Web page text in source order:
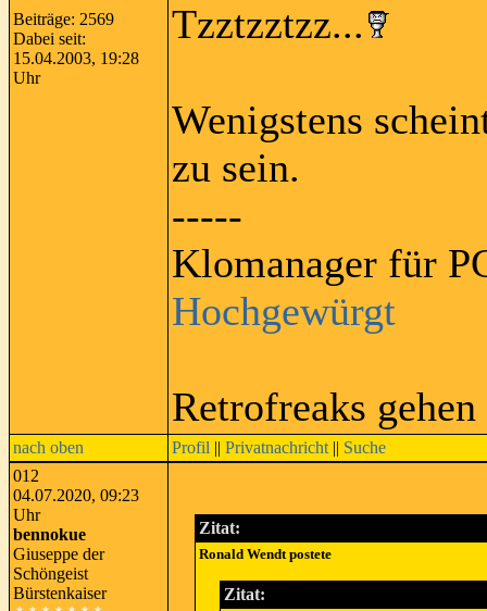
Beiträge: 2569
Dabei seit:
15.04.2003, 19:28
Uhr
Tzztzztzz...
Wenigstens
zu sein.
-----
Klomanager für
Hochgewürgt
Retrofreaks
nach oben Profil || Privatnachricht || Suche
012
04.07.2020, 09:23
Uhr
bennokue
Giuseppe der
Schöngeist
Bürstenkaiser
Zitat:
Ronald Wendt postete
Zitat: